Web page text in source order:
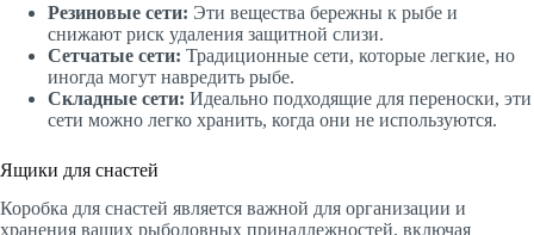
Резиновые сети: Эти вещества бережны к рыбе и
снижают риск удаления защитной слизи.
Сетчатые сети: Традиционные сети, которые легкие, но
иногда могут навредить рыбе.
Складные сети: Идеально подходящие для переноски, эти
сети можно легко хранить, когда они не используются.
Ящики для снастей
Коробка для снастей является важной для организации и
хранения ваших рыболовных принадлежностей, включая